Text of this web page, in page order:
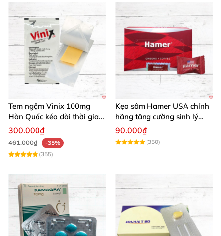
Tem ngậm Vinix 100mg
Hàn Quốc kéo dài thời gian
tăng cường sinh lý nam
300.000₫
461.000₫
-35%
(355)
Kẹo sâm Hamer USA chính
hãng tăng cường sinh lý
mạnh mẽ kéo dài
90.000₫
(350)